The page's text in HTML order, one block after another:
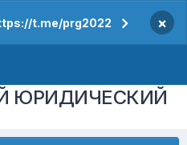
t.me/prg2022 ×
ЮРИДИЧЕСКИЙ